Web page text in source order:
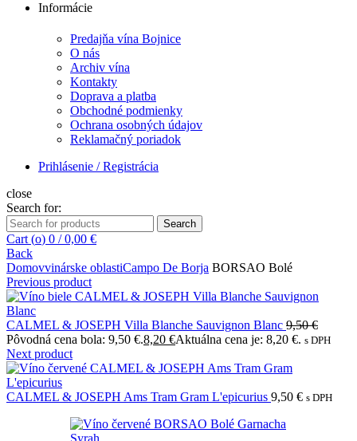
Informácie
Predajňa vína Bojnice
O nás
Archiv vína
Kontakty
Doprava a platba
Obchodné podmienky
Ochrana osobných údajov
Reklamačný poriadok
Prihlásenie / Registrácia
close
Search for:
Search
Cart (o) 0 / 0,00 €
Back
Domovvinárske oblastiCampo De Borja BORSAO Bolé
Previous product
CALMEL & JOSEPH Villa Blanche Sauvignon Blanc 9,50€
Pôvodná cena bola: 9,50 €.8,20 €Aktuálna cena je: 8,20 €. s DPH
Next product
CALMEL & JOSEPH Ams Tram Gram L'epicurius 9,50 € s DPH